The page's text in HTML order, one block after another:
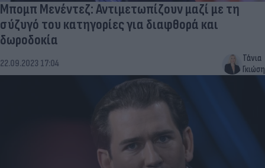
Μπομπ Μενέντεζ: Αντιμετωπίζουν μαζί με τη
σύζυγό του κατηγορίες για διαφθορά και
δωροδοκία
22.09.2023 17:04
Τάνια
Γκιώση